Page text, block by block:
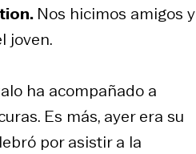
Nos hicimos amigos y
joven.
ha acompañado a
Es más, ayer era su
por asistir a la